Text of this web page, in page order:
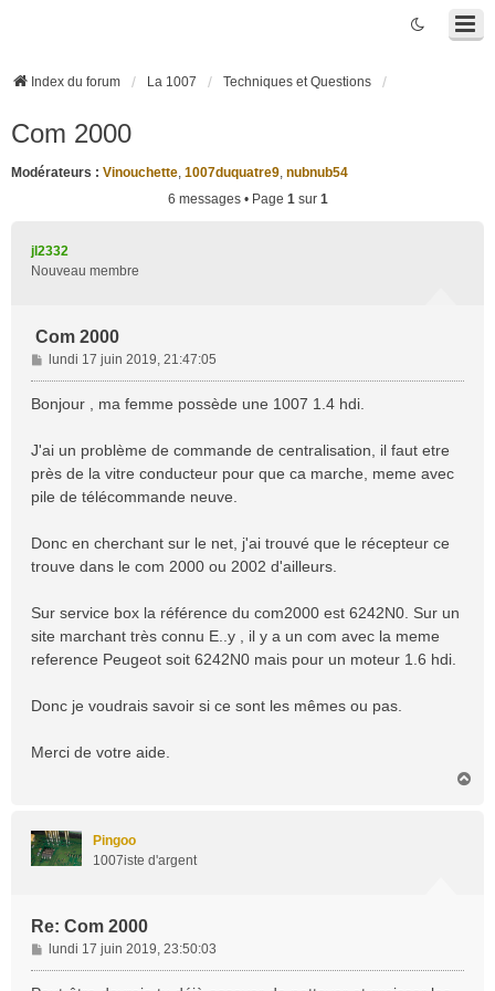
Index du forum La 1007 Techniques et Questions
Com 2000
Modérateurs : Vinouchette, 1007duquatre9, nubnub54
6 messages • Page 1sur 1
jl2332
Nouveau membre
Com 2000
M
e
s
g
e
lundi 17 juin 2019, 21:47:05
Bonjour , ma femme possède une 1007 1.4 hdi.
J'ai un problème de commande de centralisation, il faut etre
près de la vitre conducteur pour que ca marche, meme avec
pile de télécommande neuve.
Donc en cherchant sur le net, j'ai trouvé que le récepteur ce
trouve dans le com 2000 ou 2002 d'ailleurs.
Sur service box la référence du com2000 est 6242N0. Sur un
site marchant très connu E..y , il y a un com avec la meme
reference Peugeot soit 6242N0 mais pour un moteur 1.6 hdi.
Donc je voudrais savoir si ce sont les mêmes ou pas.
Merci de votre aide.
Pingoo
1007iste d'argent
Re: Com 2000
M
e
s
lundi 17 juin 2019, 23:50:03